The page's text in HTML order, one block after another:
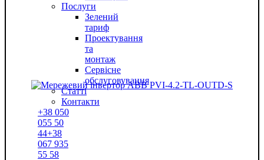
Послуги
Зелений
тариф
Проектування
та
монтаж
Сервісне
обслуговування
Статті
Контакти
+38 050
055 50
44+38
067 935
55 58